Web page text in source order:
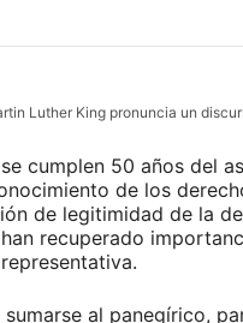
Luther King pronuncia un
cumplen 50 años del
de los
de legitimidad de la
recuperado
al panegírico,